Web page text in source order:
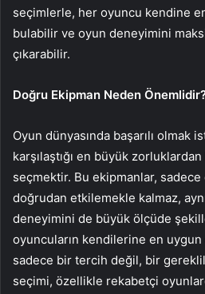
seçimlerle, her oyuncu kendine
bulabilir ve oyun deneyimini
çıkarabilir.
Doğru Ekipman Neden
Oyun dünyasında başarılı olmak
karşılaştığı en büyük
seçmektir. Bu ekipmanlar, sadece
doğrudan etkilemekle kalmaz,
deneyimini de büyük ölçüde
oyuncuların kendilerine en uygun
sadece bir tercih değil, bir
seçimi, özellikle rekabetçi